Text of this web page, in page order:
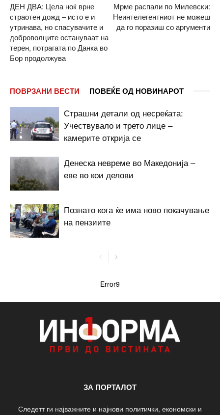
ДЕН ДВА: Цела ноќ врне
страотен дожд – исто е и
утринава, но спасувачите и
доброволците остануваат на
терен, потрагата по Данка во
Бор продолжува
Мрме распали по Милевски:
Неинтелегентниот не можеш
да го поразиш со аргументи
ПОВРЗАНИ ВЕСТИ ПОВЕЌЕ ОД НОВИНАРОТ
Страшни детали од несреќата:
Учествувало и трето лице –
камерите открија се
Денеска невреме во Македонија –
еве во кои делови
Познато кога ќе има ново покачување
на пензиите
Error9
ЗА ПОРТАЛОТ
Следетт ги најважните и најнови политички, економски и